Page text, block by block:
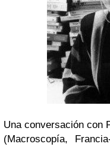
Una conversación con
(Macroscopía,